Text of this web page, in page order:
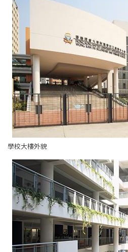
學校大樓外貌